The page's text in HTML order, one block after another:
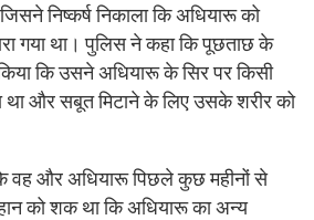
निष्कर्ष निकाला कि अधियारू को
गया था। पुलिस ने कहा कि पूछताछ के
किया कि उसने अधियारू के सिर पर किसी
था और सबूत मिटाने के लिए उसके शरीर को
वह और अधियारू पिछले कुछ महीनों से
को शक था कि अधियारू का अन्य